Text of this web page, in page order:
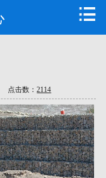
新闻资讯
技术支持
工程案例
点击数：2114